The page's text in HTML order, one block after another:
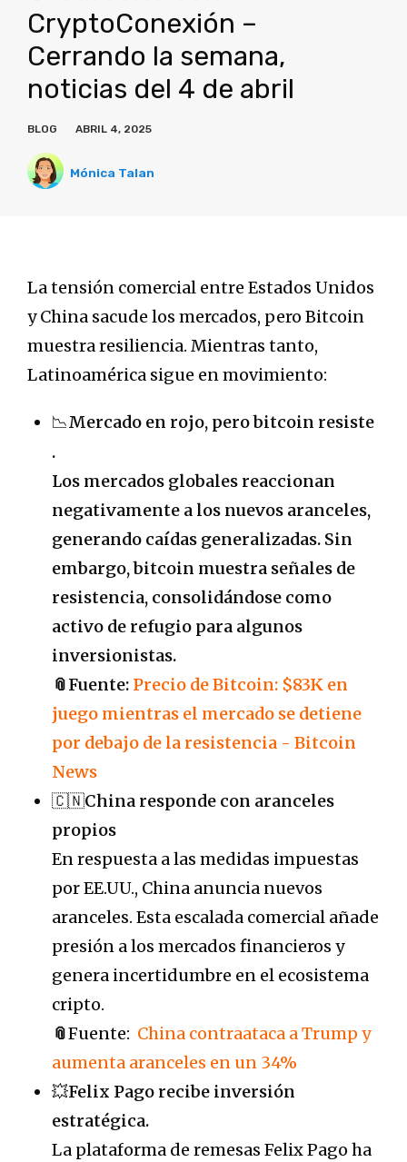
CryptoConexión –
Cerrando la semana,
noticias del 4 de abril
BLOG ABRIL 4, 2025
Mónica Talan
La tensión comercial entre Estados Unidos
y China sacude los mercados, pero Bitcoin
muestra resiliencia. Mientras tanto,
Latinoamérica sigue en movimiento:
📉Mercado en rojo, pero bitcoin resiste
.
Los mercados globales reaccionan
negativamente a los nuevos aranceles,
generando caídas generalizadas. Sin
embargo, bitcoin muestra señales de
resistencia, consolidándose como
activo de refugio para algunos
inversionistas.
📎Fuente: Precio de Bitcoin: $83K en
juego mientras el mercado se detiene
por debajo de la resistencia - Bitcoin
News
🇨🇳China responde con aranceles
propios
En respuesta a las medidas impuestas
por EE.UU., China anuncia nuevos
aranceles. Esta escalada comercial añade
presión a los mercados financieros y
genera incertidumbre en el ecosistema
cripto.
📎Fuente: China contraataca a Trump y
aumenta aranceles en un 34%
💥Felix Pago recibe inversión
estratégica.
La plataforma de remesas Felix Pago ha